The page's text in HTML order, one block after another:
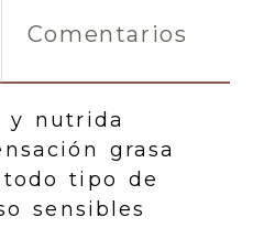
Comentarios
y nutrida
grasa
tipo de
sensibles